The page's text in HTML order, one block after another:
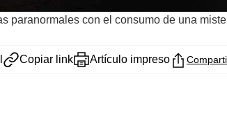
paranormales con el consumo de una
Copiar link Artículo impreso